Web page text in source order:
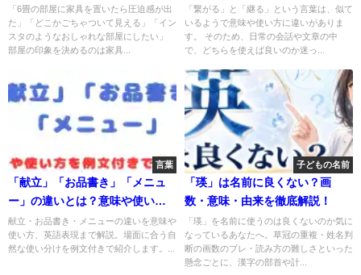
方法【形状別・1LDK対応】
「6畳の部屋に家具を置いたら圧迫感が出
た」「どこかごちゃついて見える」「イン
スタのようなおしゃれな部屋にしたい」
部屋の印象を決めるのは家具...
底解説
「繋がる」と「継る」という言葉は、似て
いるようで意味や使い方に違いがありま
す。 そのため、日常の会話や文章の中
で、どちらを使えば良いのか迷っ...
言葉
「献立」「お品書き」「メニュ
ー」の違いとは？意味や使い方
を例文付きで徹底解説！
献立・お品書き・メニューの違いを意味や
使い方、英語表現まで解説。場面に合う自
然な使い分けを例文付きで紹介します。...
子どもの名前
「瑛」は名前に良くない？画
数・意味・由来を徹底解説！
「瑛」を名前に使うのは良くないのか気に
なっているあなたへ。草冠の重複・姓名判
断の画数のブレ・読み方の難しさといった
懸念ごとに、漢字の部首や計...